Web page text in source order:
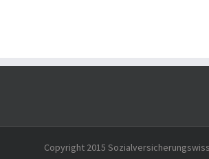
Copyright 2015